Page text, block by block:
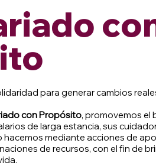
para generar cambios
con Propósito, promovemos el
de larga estancia, sus
hacemos mediante acciones de
de recursos, con el fin de